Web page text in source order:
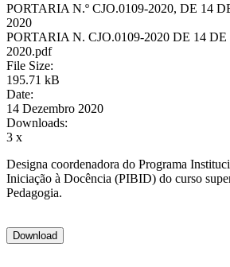
PORTARIA N.º CJO.0109-2020, DE 14
2020
PORTARIA N. CJO.0109-2020 DE 14
2020.pdf
File Size:
195.71 kB
Date:
14 Dezembro 2020
Downloads:
3 x
Designa coordenadora do Programa
Iniciação à Docência (PIBID) do curso
Pedagogia.